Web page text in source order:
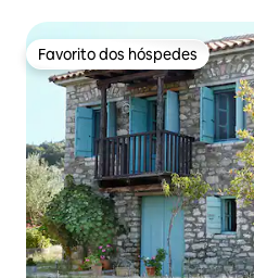
Favorito dos hóspedes
Favorito dos hóspedes